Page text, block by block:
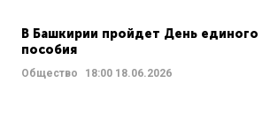
В Башкирии пройдет День единого
пособия
Общество 18:00 18.06.2026